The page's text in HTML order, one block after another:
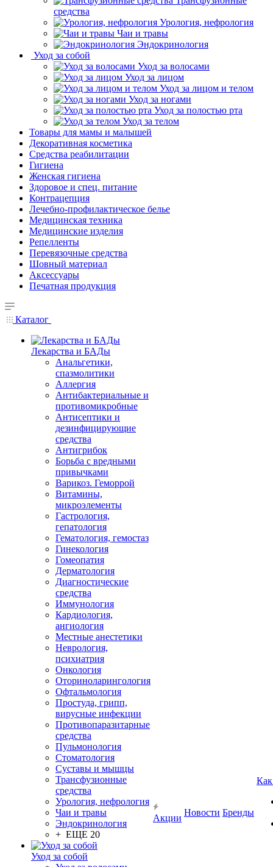
средства
Урология, нефрология
Чаи и травы
Эндокринология
Уход за собой
Уход за волосами
Уход за лицом
Уход за лицом и телом
Уход за ногами
Уход за полостью рта
Уход за телом
Товары для мамы и малышей
Декоративная косметика
Средства реабилитации
Гигиена
Женская гигиена
Здоровое и спец. питание
Контрацепция
Лечебно-профилактическое белье
Медицинская техника
Медицинские изделия
Репелленты
Перевязочные средства
Шовный материал
Аксессуары
Печатная продукция
Каталог
Лекарства и БАДы
Анальгетики,
спазмолитики
Аллергия
Антибактериальные и
противомикробные
Антисептики и
дезинфицирующие
средства
Антигрибок
Борьба с вредными
привычками
Варикоз. Геморрой
Витамины,
микроэлементы
Гастрология,
гепатология
Гематология, гемостаз
Гинекология
Гомеопатия
Дерматология
Диагностические
средства
Иммунология
Кардиология,
ангиология
Местные анестетики
Неврология,
психиатрия
Онкология
Оториноларингология
Офтальмология
Простуда, грипп,
вирусные инфекции
Противопаразитарные
средства
Пульмонология
Стоматология
Суставы и мышцы
Трансфузионные
средства
Урология, нефрология
Чаи и травы
Эндокринология
+ ЕЩЕ 20
Уход за собой
Акции
Новости Бренды